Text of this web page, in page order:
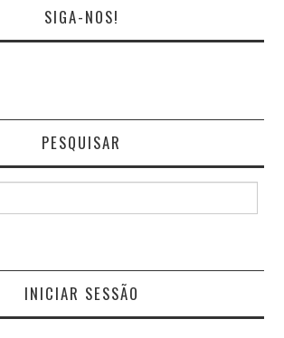
SIGA-NOS!
PESQUISAR
INICIAR SESSÃO